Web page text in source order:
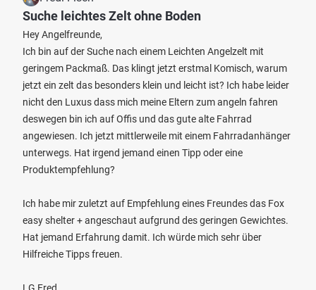
Suche leichtes Zelt ohne Boden
Hey Angelfreunde,
Ich bin auf der Suche nach einem Leichten Angelzelt mit
geringem Packmaß. Das klingt jetzt erstmal Komisch, warum
jetzt ein zelt das besonders klein und leicht ist? Ich habe leider
nicht den Luxus dass mich meine Eltern zum angeln fahren
deswegen bin ich auf Offis und das gute alte Fahrrad
angewiesen. Ich jetzt mittlerweile mit einem Fahrradanhänger
unterwegs. Hat irgend jemand einen Tipp oder eine
Produktempfehlung?
Ich habe mir zuletzt auf Empfehlung eines Freundes das Fox
easy shelter + angeschaut aufgrund des geringen Gewichtes.
Hat jemand Erfahrung damit. Ich würde mich sehr über
Hilfreiche Tipps freuen.